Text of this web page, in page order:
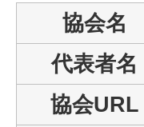
協会名
代表者名
協会URL